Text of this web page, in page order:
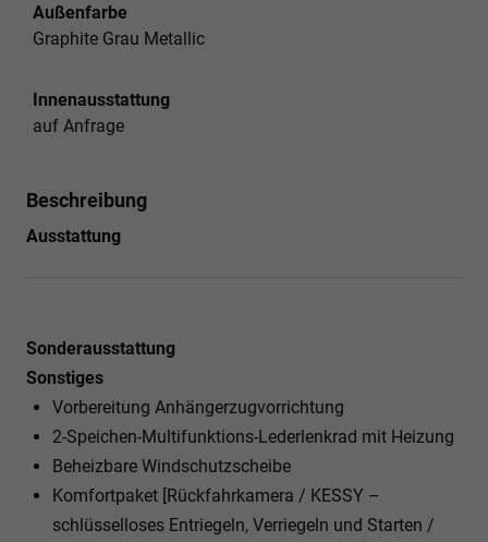
Außenfarbe
Graphite Grau Metallic
Innenausstattung
auf Anfrage
Beschreibung
Ausstattung
Sonderausstattung
Sonstiges
Vorbereitung Anhängerzugvorrichtung
2-Speichen-Multifunktions-Lederlenkrad mit Heizung
Beheizbare Windschutzscheibe
Komfortpaket [Rückfahrkamera / KESSY –
schlüsselloses Entriegeln, Verriegeln und Starten /